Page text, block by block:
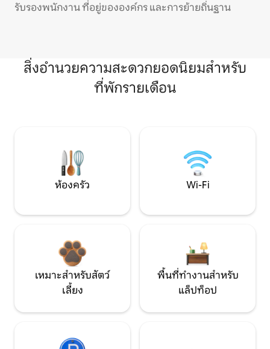
รับรองพนักงาน ที่อยู่ขององค์กร และการย้ายถิ่นฐาน
สิ่งอำนวยความสะดวกยอดนิยมสำหรับ
ที่พักรายเดือน
ห้องครัว Wi-Fi
เหมาะสำหรับสัตว์
เลี้ยง
พื้นที่ทำงานสำหรับ
แล็ปท็อป